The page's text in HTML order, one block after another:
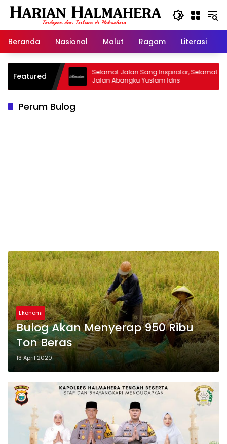
Langsung
Beranda
Nasional Malut Ragam Literasi
Featured
Warisan
Selamat Jalan Sang Inspirator, Selamat
Jalan Abangku Yuslam Idris
Perum Bulog
Ekonomi
Bulog Akan Menyerap 950 Ribu
Ton Beras
13 April 2020